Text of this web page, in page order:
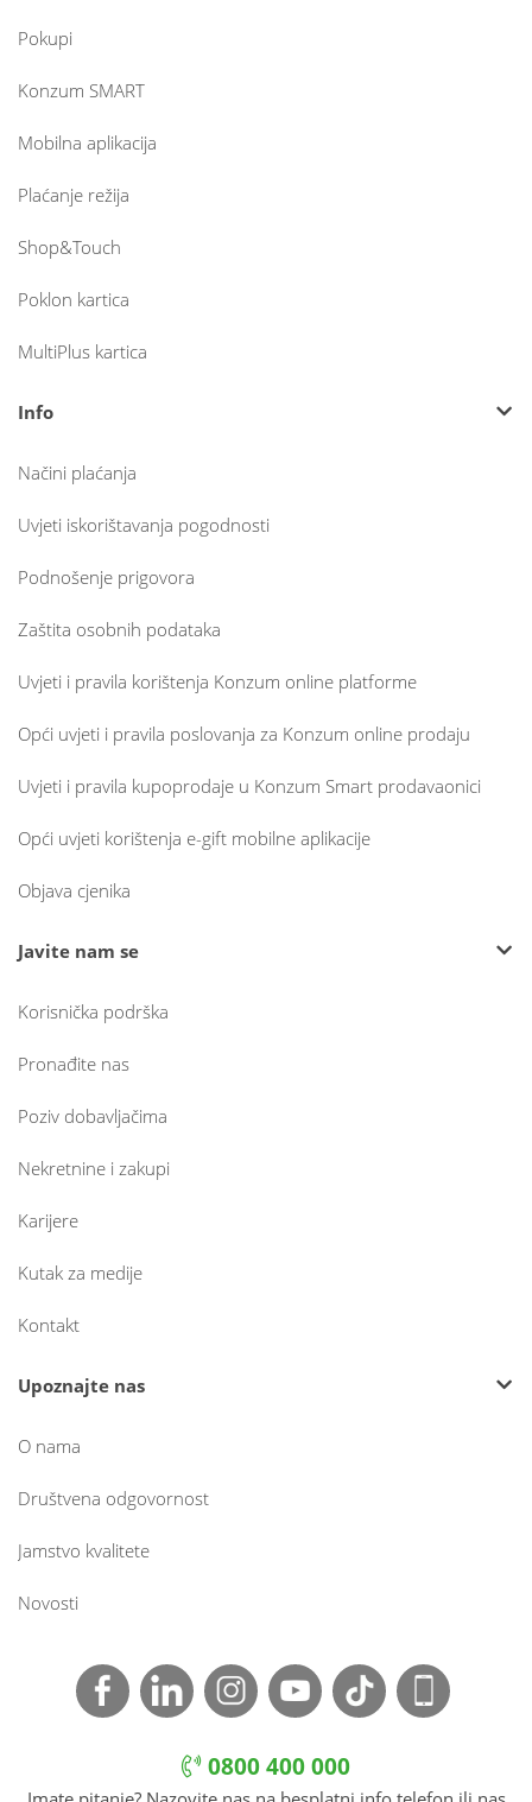
Pokupi
Konzum SMART
Mobilna aplikacija
Plaćanje režija
Shop&Touch
Poklon kartica
MultiPlus kartica
Info
Načini plaćanja
Uvjeti iskorištavanja pogodnosti
Podnošenje prigovora
Zaštita osobnih podataka
Uvjeti i pravila korištenja Konzum online platforme
Opći uvjeti i pravila poslovanja za Konzum online prodaju
Uvjeti i pravila kupoprodaje u Konzum Smart prodavaonici
Opći uvjeti korištenja e-gift mobilne aplikacije
Objava cjenika
Javite nam se
Korisnička podrška
Pronađite nas
Poziv dobavljačima
Nekretnine i zakupi
Karijere
Kutak za medije
Kontakt
Upoznajte nas
O nama
Društvena odgovornost
Jamstvo kvalitete
Novosti
0800 400 000